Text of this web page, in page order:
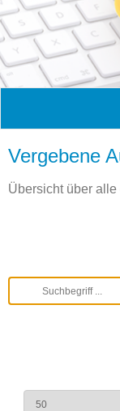
Vergebene
Übersicht über